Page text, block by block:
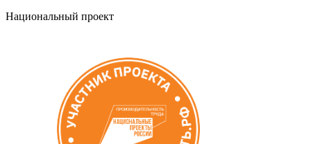
Национальный проект